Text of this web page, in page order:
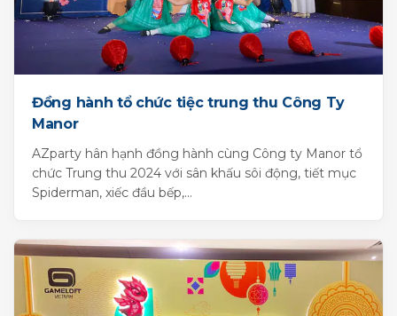
Đồng hành tổ chức tiệc trung thu Công Ty
Manor
AZparty hân hạnh đồng hành cùng Công ty Manor tổ
chức Trung thu 2024 với sân khấu sôi động, tiết mục
Spiderman, xiếc đầu bếp,...